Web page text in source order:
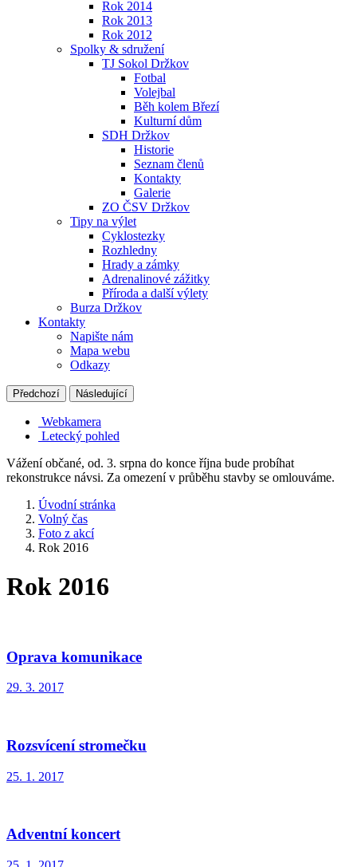
Rok 2014
Rok 2013
Rok 2012
Spolky & sdružení
TJ Sokol Držkov
Fotbal
Volejbal
Běh kolem Březí
Kulturní dům
SDH Držkov
Historie
Seznam členů
Kontakty
Galerie
ZO ČSV Držkov
Tipy na výlet
Cyklostezky
Rozhledny
Hrady a zámky
Adrenalinové zážitky
Příroda a další výlety
Burza Držkov
Kontakty
Napište nám
Mapa webu
Odkazy
Předchozí Následující
Webkamera
Letecký pohled
Vážení občané, od. 3. srpna do konce října bude probíhat
rekonstrukce návsi. Za omezení v průběhu stavby se omlouváme.
Úvodní stránka
Volný čas
Foto z akcí
Rok 2016
Rok 2016
Oprava komunikace
29. 3. 2017
Rozsvícení stromečku
25. 1. 2017
Adventní koncert